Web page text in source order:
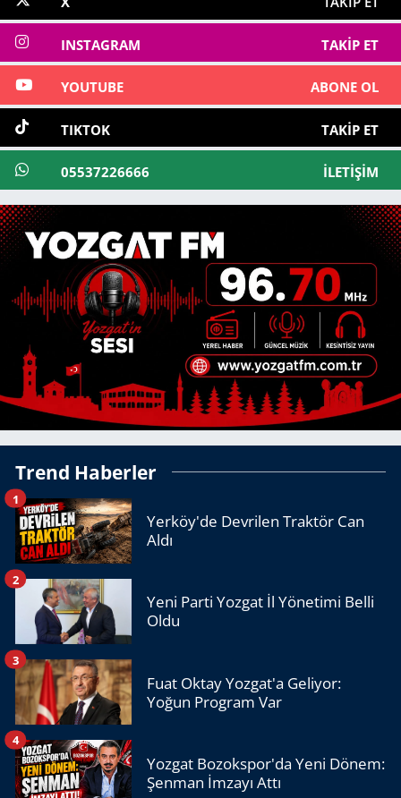
INSTAGRAM TAKIP ET
YOUTUBE ABONE OL
TIKTOK TAKIP ET
05537226666 İLETIŞIM
Trend Haberler
Yerköy'de Devrilen Traktör Can
Aldı
1
Yeni Parti Yozgat İl Yönetimi Belli
Oldu
2
Fuat Oktay Yozgat'a Geliyor:
Yoğun Program Var
3
Yozgat Bozokspor'da Yeni Dönem:
Şenman İmzayı Attı
4